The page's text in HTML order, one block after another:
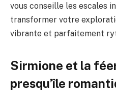
vous conseille les escales
transformer votre
vibrante et parfaitement
Sirmione et la
presqu’île